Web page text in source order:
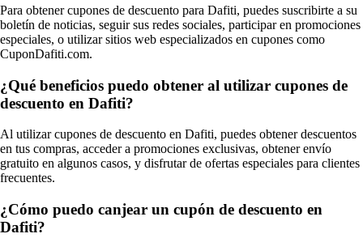
Para obtener cupones de descuento para Dafiti, puedes suscribirte a su
boletín de noticias, seguir sus redes sociales, participar en promociones
especiales, o utilizar sitios web especializados en cupones como
CuponDafiti.com.
¿Qué beneficios puedo obtener al utilizar cupones de
descuento en Dafiti?
Al utilizar cupones de descuento en Dafiti, puedes obtener descuentos
en tus compras, acceder a promociones exclusivas, obtener envío
gratuito en algunos casos, y disfrutar de ofertas especiales para clientes
frecuentes.
¿Cómo puedo canjear un cupón de descuento en
Dafiti?